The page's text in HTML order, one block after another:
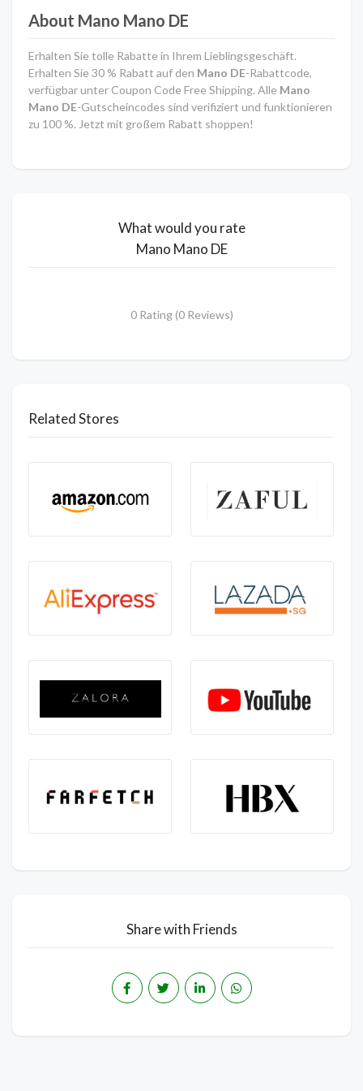
About Mano Mano DE
Erhalten Sie tolle Rabatte in Ihrem Lieblingsgeschäft.
Erhalten Sie 30 % Rabatt auf den Mano DE-Rabattcode,
verfügbar unter Coupon Code Free Shipping. Alle Mano
Mano DE-Gutscheincodes sind verifiziert und funktionieren
zu 100 %. Jetzt mit großem Rabatt shoppen!
What would you rate
Mano Mano DE
0 Rating (0 Reviews)
Related Stores
Share with Friends